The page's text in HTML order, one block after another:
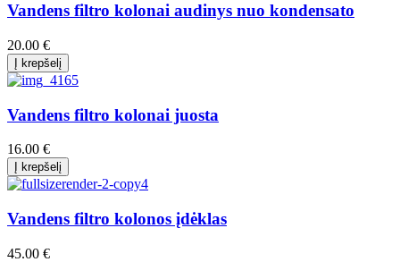
Vandens filtro kolonai audinys nuo kondensato
20.00 €
Vandens filtro kolonai juosta
16.00 €
Vandens filtro kolonos įdėklas
45.00 €